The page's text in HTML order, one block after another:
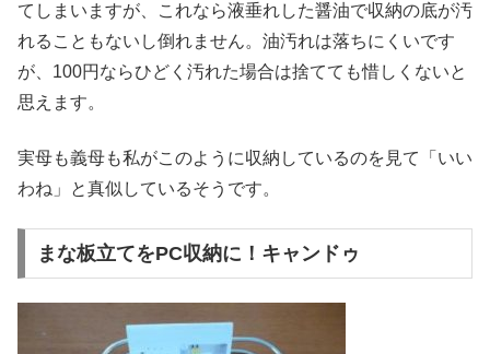
てしまいますが、これなら液垂れした醤油で収納の底が汚
れることもないし倒れません。油汚れは落ちにくいです
が、100円ならひどく汚れた場合は捨てても惜しくないと
思えます。
実母も義母も私がこのように収納しているのを見て「いい
わね」と真似しているそうです。
まな板立てをPC収納に！キャンドゥ